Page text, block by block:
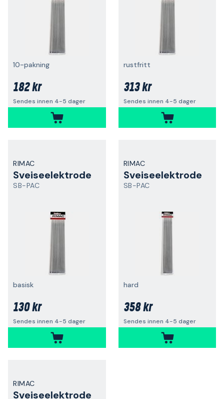
10-pakning
182 kr
Sendes innen 4-5 dager
rustfritt
313 kr
Sendes innen 4-5 dager
RIMAC
Sveiseelektrode
SB-PAC
basisk
130 kr
Sendes innen 4-5 dager
RIMAC
Sveiseelektrode
SB-PAC
hard
358 kr
Sendes innen 4-5 dager
RIMAC
Sveiseelektrode